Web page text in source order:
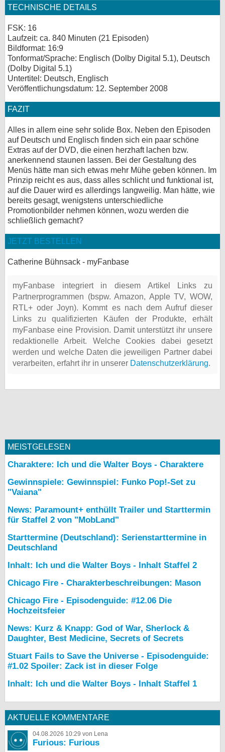
TECHNISCHE DETAILS
FSK: 16
Laufzeit: ca. 840 Minuten (21 Episoden)
Bildformat: 16:9
Tonformat/Sprache: Englisch (Dolby Digital 5.1), Deutsch
(Dolby Digital 5.1)
Untertitel: Deutsch, Englisch
Veröffentlichungsdatum: 12. September 2008
FAZIT
Alles in allem eine sehr solide Box. Neben den Episoden
auf Deutsch und Englisch finden sich ein paar schöne
Extras auf der DVD, die einen herzhaft lachen bzw.
anerkennend staunen lassen. Bei der Gestaltung des
Menüs hätte man sich etwas mehr Mühe geben können. Im
Prinzip reicht es aus, dass alles schlicht und funktional ist,
auf die Dauer wird es allerdings langweilig. Man hätte, wie
bereits gesagt, wenigstens unterschiedliche
Promotionbilder nehmen können, wozu werden die
schließlich gemacht?
JETZT BESTELLEN
Catherine Bühnsack - myFanbase
myFanbase integriert in diesem Artikel Links zu
Partnerprogrammen (bspw. Amazon, Apple TV, WOW,
RTL+ oder Joyn). Kommt es nach dem Aufruf dieser
Links zu qualifizierten Käufen der Produkte, erhält
myFanbase eine Provision. Damit unterstützt ihr unsere
redaktionelle Arbeit. Welche Cookies dabei gesetzt
werden und welche Daten die jeweiligen Partner dabei
verarbeiten, erfahrt ihr in unserer Datenschutzerklärung.
MEISTGELESEN
Charaktere: Ich und die Walter Boys - Charaktere
Gewinnspiele: Gewinnspiel: Funko Pop!-Set zu
"Vaiana"
News: Paramount+ enthüllt Trailer und Starttermin
für Staffel 2 von "MobLand"
Starttermine (Deutschland): Serienstarttermine in
Deutschland
Inhalt: Ich und die Walter Boys - Inhalt Staffel 2
Chicago Fire - Charakterbeschreibungen: Mason
Chicago Fire - Episodenguide: #12.06 Die
Hochzeitsfeier
News: Kurz & Knapp: God of War, Sherlock &
Daughter, Best Medicine, Secrets of Secrets
Stuart Fails to Save the Universe - Episodenguide:
#1.02 Spoiler: Zack ist in dieser Folge
Inhalt: Ich und die Walter Boys - Inhalt Staffel 1
AKTUELLE KOMMENTARE
04.08.2026 10:29 von Lena
Furious: Furious